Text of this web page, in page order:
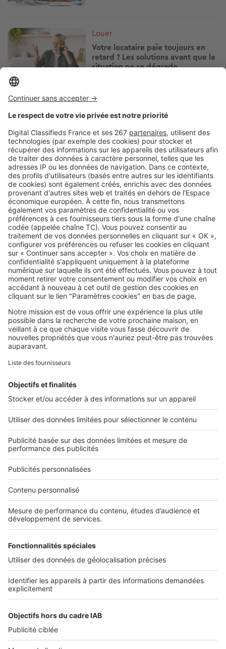
Image
Louer
Votre locataire paie toujours en
retard ? Les solutions avant que la
situation ne se dégrade
Image
Louer
avant d'installer une climatisation
Image
Louer
Cette aide peut faire baisser votre
loyer HLM : qui peut vraiment en
profiter ?
SeLoger c'est aussi
Retrouvez-nous sur ...
L'ENTREPRISE
Qui sommes-nous ?
Nous contacter
Nous recrutons
NOS APPLICATIONS
Découvrez nos applications
Tous nos services pro
Accès client
Mes annonces sur SeLoger
À DÉCOUVRIR
Tout l'immobilier
Toutes les villes
Tous les départements